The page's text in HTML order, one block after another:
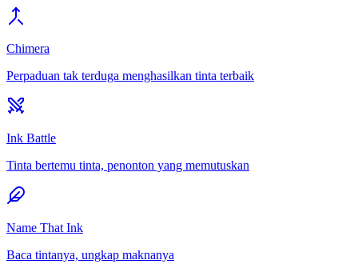
Chimera
Perpaduan tak terduga menghasilkan tinta terbaik
Ink Battle
Tinta bertemu tinta, penonton yang memutuskan
Name That Ink
Baca tintanya, ungkap maknanya